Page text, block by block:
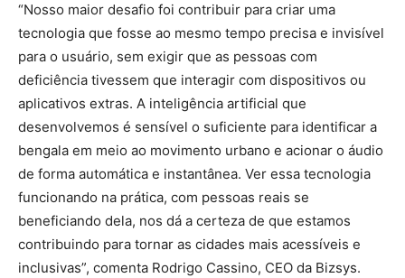
“Nosso maior desafio foi contribuir para criar uma
tecnologia que fosse ao mesmo tempo precisa e invisível
para o usuário, sem exigir que as pessoas com
deficiência tivessem que interagir com dispositivos ou
aplicativos extras. A inteligência artificial que
desenvolvemos é sensível o suficiente para identificar a
bengala em meio ao movimento urbano e acionar o áudio
de forma automática e instantânea. Ver essa tecnologia
funcionando na prática, com pessoas reais se
beneficiando dela, nos dá a certeza de que estamos
contribuindo para tornar as cidades mais acessíveis e
inclusivas”, comenta Rodrigo Cassino, CEO da Bizsys.